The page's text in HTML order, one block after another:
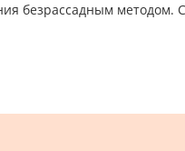
безрассадным методом.